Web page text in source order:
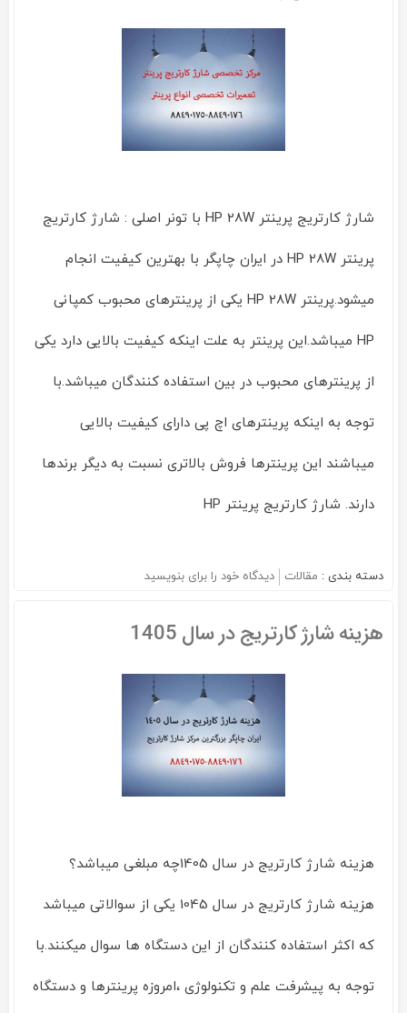
شارژ کارتریج پرینتر HP 28W با تونر اصلی : شارژ کارتریج
پرینتر HP 28W در ایران چاپگر با بهترین کیفیت انجام
میشود.پرینتر HP 28W یکی از پرینترهای محبوب کمپانی
HP میباشد.این پرینتر به علت اینکه کیفیت بالایی دارد یکی
از پرینترهای محبوب در بین استفاده کنندگان میباشد.با
توجه به اینکه پرینترهای اچ پی دارای کیفیت بالایی
میباشند این پرینترها فروش بالاتری نسبت به دیگر برندها
دارند. شارژ کارتریج پرینتر HP
دسته بندی : مقالات دیدگاه خود را برای on
پرینتر
HP
بنویسید
هزینه شارژ کارتریج در سال 1405
هزینه شارژ کارتریج در سال 1405چه مبلغی میباشد؟
هزینه شارژ کارتریج در سال 1045 یکی از سوالاتی میباشد
که اکثر استفاده کنندگان از این دستگاه ها سوال میکنند.با
توجه به پیشرفت علم و تکنولوژی ،امروزه پرینترها و دستگاه